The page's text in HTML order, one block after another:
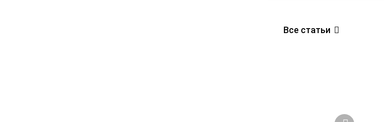
Все статьи